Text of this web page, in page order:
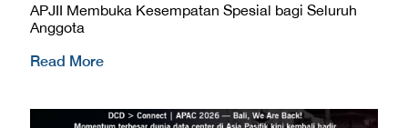
APJII Membuka Kesempatan Spesial bagi Seluruh
Anggota
Read More